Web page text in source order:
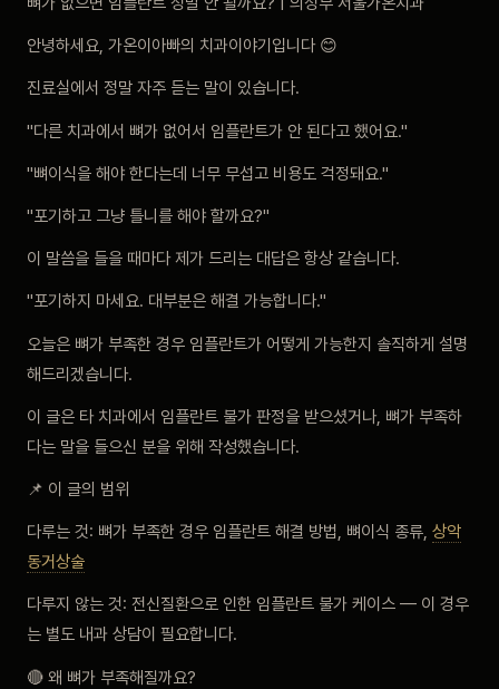
안녕하세요, 가온이아빠의 치과이야기입니다 😊
진료실에서 정말 자주 듣는 말이 있습니다.
"다른 치과에서 뼈가 없어서 임플란트가 안 된다고 했어요."
"뼈이식을 해야 한다는데 너무 무섭고 비용도 걱정돼요."
"포기하고 그냥 틀니를 해야 할까요?"
이 말씀을 들을 때마다 제가 드리는 대답은 항상 같습니다.
"포기하지 마세요. 대부분은 해결 가능합니다."
오늘은 뼈가 부족한 경우 임플란트가 어떻게 가능한지 솔직하게 설명
해드리겠습니다.
이 글은 타 치과에서 임플란트 불가 판정을 받으셨거나, 뼈가 부족하
다는 말을 들으신 분을 위해 작성했습니다.
📌 이 글의 범위
다루는 것: 뼈가 부족한 경우 임플란트 해결 방법, 뼈이식 종류, 상악
동거상술
다루지 않는 것: 전신질환으로 인한 임플란트 불가 케이스 — 이 경우
는 별도 내과 상담이 필요합니다.
🔴 왜 뼈가 부족해질까요?